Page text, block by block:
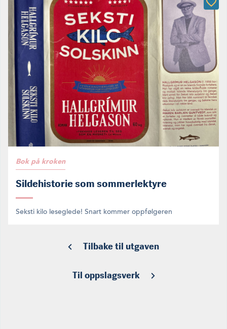
Bok på kroken
Sildehistorie som sommerlektyre
Seksti kilo leseglede! Snart kommer oppfølgeren
Tilbake til utgaven
Til oppslagsverk